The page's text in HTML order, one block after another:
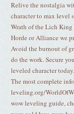
Relive the nostalgia
character to max level
Wrath of the Lich King
Horde or Alliance we
Avoid the burnout of
do the work. Secure
leveled character today.
The most complete
leveling.org/
wow leveling guide,